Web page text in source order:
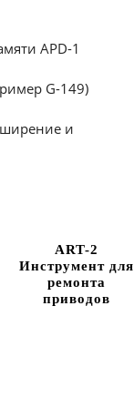
APD-1
G-149)
и
ART-2
Инструмент для
ремонта
приводов